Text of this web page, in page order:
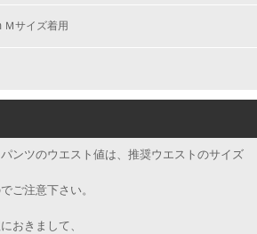
Ｍサイズ着用
ンツのウエスト値は、推奨ウエストのサイズ
ご注意下さい。
おきまして、